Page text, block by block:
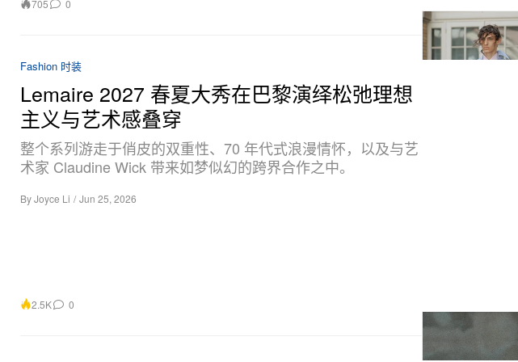
705 0
Fashion 时装
Lemaire 2027 春夏大秀在巴黎演绎松弛理想
主义与艺术感叠穿
整个系列游走于俏皮的双重性、70 年代式浪漫情怀，以及与艺
术家 Claudine Wick 带来如梦似幻的跨界合作之中。
ByJoyce Li / Jun 25, 2026
2.5K 0